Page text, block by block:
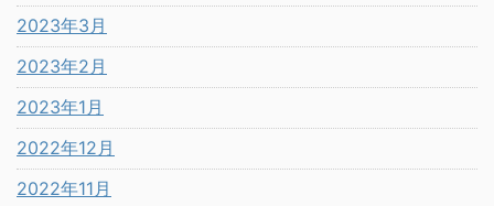
2023年3月
2023年2月
2023年1月
2022年12月
2022年11月